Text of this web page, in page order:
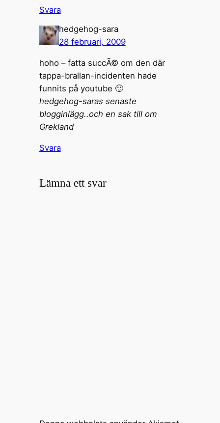
Svara
hedgehog-sara
28 februari, 2009
hoho – fatta succÃ© om den där
tappa-brallan-incidenten hade
funnits på youtube 🙂
hedgehog-saras senaste
blogginlägg..och en sak till om
Grekland
Svara
Lämna ett svar